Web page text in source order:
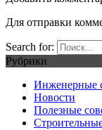
Для отправки
Search for:
Рубрики
Инженерные
Новости
Полезные